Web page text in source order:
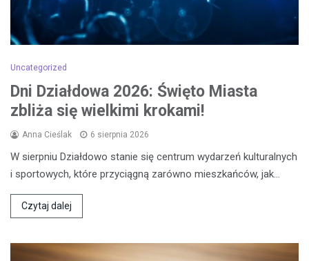
Uncategorized
Dni Działdowa 2026: Święto Miasta
zbliża się wielkimi krokami!
Anna Cieślak 6 sierpnia 2026
W sierpniu Działdowo stanie się centrum wydarzeń kulturalnych
i sportowych, które przyciągną zarówno mieszkańców, jak…
Czytaj dalej